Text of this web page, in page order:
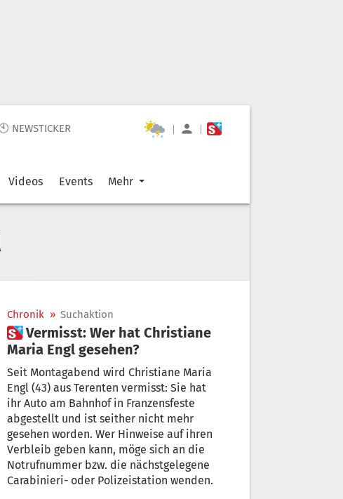
NEWSTICKER | |
Videos Events Mehr
Chronik » Suchaktion
 Vermisst: Wer hat Christiane
Maria Engl gesehen?
Seit Montagabend wird Christiane Maria
Engl (43) aus Terenten vermisst: Sie hat
ihr Auto am Bahnhof in Franzensfeste
abgestellt und ist seither nicht mehr
gesehen worden. Wer Hinweise auf ihren
Verbleib geben kann, möge sich an die
Notrufnummer bzw. die nächstgelegene
Carabinieri- oder Polizeistation wenden.